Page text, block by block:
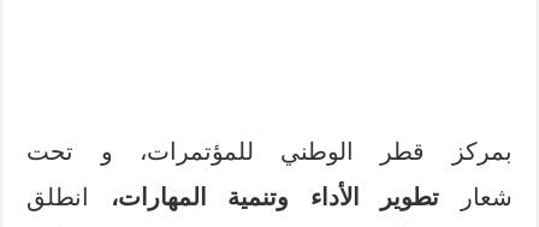
بمركز قطر الوطني للمؤتمرات، و تحت
شعار تطوير الأداء وتنمية المهارات،
انطلق